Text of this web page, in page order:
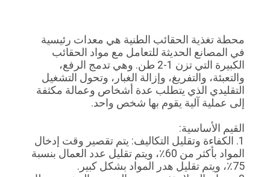
معلومات
جولة
المعمل
محطة تغذية الحقائب الطنية هي معدات رئيسية
في المصانع الحديثة للتعامل مع مواد الحقائب
الكبيرة التي تزن 1-2 طن. وهي تدمج الرفع،
والتعبئة، والتفريغ، وإزالة الغبار، وتحول التشغيل
التقليدي الذي يتطلب عدة أشخاص وعمالة مكثفة
إلى عملية آلية يقوم بها شخص واحد.
القيم الأساسية:
1. الكفاءة وتقليل التكاليف: يتم تقصير وقت إدخال
المواد بأكثر من 60٪، ويتم تقليل عدد العمال بنسبة
75٪، ويتم تقليل هدر المواد بشكل كبير.